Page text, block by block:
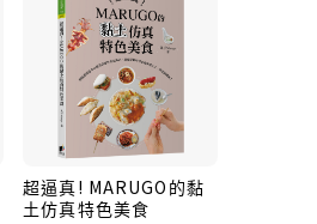
超逼真! MARUGO的黏
土仿真特色美食